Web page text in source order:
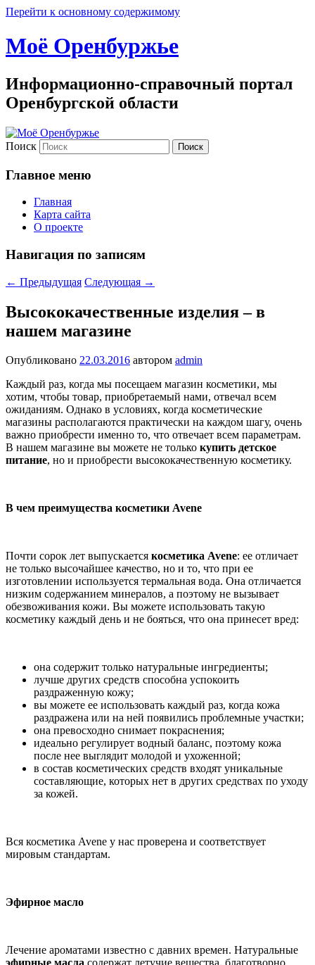
Перейти к основному содержимому
Моё Оренбуржье
Информационно-справочный портал
Оренбургской области
Поиск
Главное меню
Главная
Карта сайта
О проекте
Навигация по записям
← Предыдущая Следующая →
Высококачественные изделия – в
нашем магазине
Опубликовано 22.03.2016 автором admin
Каждый раз, когда мы посещаем магазин косметики, мы
хотим, чтобы товар, приобретаемый нами, отвечал всем
ожиданиям. Однако в условиях, когда косметические
магазины располагаются практически на каждом шагу, очень
важно приобрести именно то, что отвечает всем параметрам.
В нашем магазине вы можете не только купить детское
питание, но и приобрести высококачественную косметику.
В чем преимущества косметики Avene
Почти сорок лет выпускается косметика Avene: ее отличает
не только высочайшее качество, но и то, что при ее
изготовлении используется термальная вода. Она отличается
низким содержанием минералов, а поэтому не вызывает
обезвоживания кожи. Вы можете использовать такую
косметику каждый день и не бояться, что она принесет вред:
она содержит только натуральные ингредиенты;
лучше других средств способна успокоить
раздраженную кожу;
вы можете ее использовать каждый раз, когда кожа
раздражена или на ней появились проблемные участки;
она превосходно снимает покраснения;
идеально регулирует водный баланс, поэтому кожа
после нее выглядит молодой и ухоженной;
в состав косметических средств входят уникальные
составляющие, которых нет в других средствах по уходу
за кожей.
Вся косметика Avene у нас проверена и соответствует
мировым стандартам.
Эфирное масло
Лечение ароматами известно с давних времен. Натуральные